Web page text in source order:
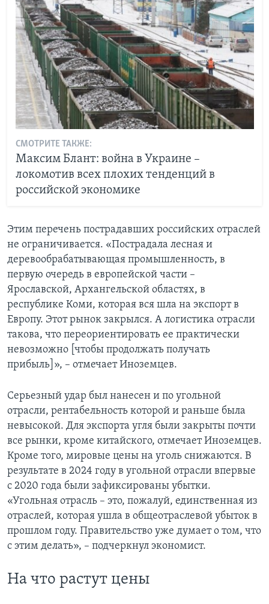
СМОТРИТЕ ТАКЖЕ:
Максим Блант: война в Украине –
локомотив всех плохих тенденций в
российской экономике
Этим перечень пострадавших российских отраслей
не ограничивается. «Пострадала лесная и
деревообрабатывающая промышленность, в
первую очередь в европейской части –
Ярославской, Архангельской областях, в
республике Коми, которая вся шла на экспорт в
Европу. Этот рынок закрылся. А логистика отрасли
такова, что переориентировать ее практически
невозможно [чтобы продолжать получать
прибыль]», – отмечает Иноземцев.
Серьезный удар был нанесен и по угольной
отрасли, рентабельность которой и раньше была
невысокой. Для экспорта угля были закрыты почти
все рынки, кроме китайского, отмечает Иноземцев.
Кроме того, мировые цены на уголь снижаются. В
результате в 2024 году в угольной отрасли впервые
с 2020 года были зафиксированы убытки.
«Угольная отрасль – это, пожалуй, единственная из
отраслей, которая ушла в общеотраслевой убыток в
прошлом году. Правительство уже думает о том, что
с этим делать», – подчеркнул экономист.
На что растут цены